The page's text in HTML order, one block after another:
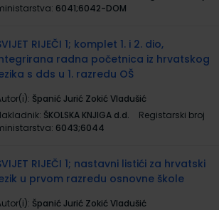
6041;6042-DOM
RIJEČI 1; komplet 1. i 2. dio,
radna početnica iz hrvatskog
s dds u 1. razredu OŠ
Španić Jurić Zokić Vladušić
ŠKOLSKA KNJIGA d.d.
Registarski broj
6043;6044
RIJEČI 1; nastavni listići za hrvatski
u prvom razredu osnovne škole
Španić Jurić Zokić Vladušić